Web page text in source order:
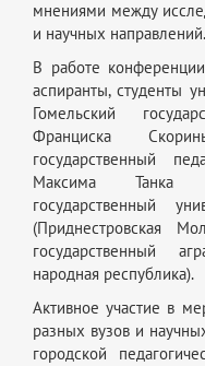
мнениями между
и научных направлений.
В работе
аспиранты, студенты
Гомельский
Франциска
государственный
Максима Танка
государственный
(Приднестровская
государственный
народная республика).
Активное участие в
разных вузов и
городской